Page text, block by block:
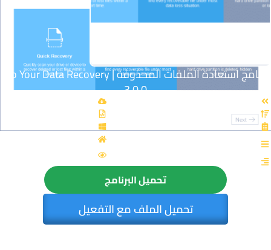
برنامج استعادة الملفات المحذوفة | Do Your Data Recovery
3.0.0
تحميل البرنامج
تحميل الملف مع التفعيل